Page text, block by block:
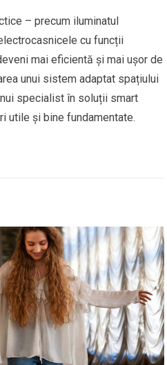
– precum iluminatul
cu funcții
mai eficientă și mai ușor de
unui sistem adaptat spațiului
specialist în soluții smart
utile și bine fundamentate.